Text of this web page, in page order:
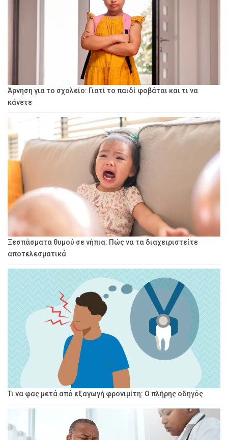
Άρνηση για το σχολείο: Γιατί το παιδί φοβάται και τι να
κάνετε
Ξεσπάσματα θυμού σε νήπια: Πώς να τα διαχειριστείτε
αποτελεσματικά
Τι να φας μετά από εξαγωγή φρονιμίτη: Ο πλήρης οδηγός